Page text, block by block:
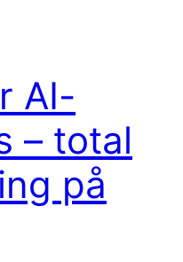
AI-
– total
på